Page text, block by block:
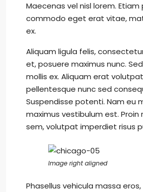
Maecenas vel nisl lorem. Etiam
commodo eget erat vitae,
ex.
Aliquam ligula felis,
et, posuere maximus nunc.
mollis ex. Aliquam erat
pellentesque nunc sed
Suspendisse potenti. Nam eu
maximus vestibulum est. Proin
sem, volutpat imperdiet risus
Image right aligned
Phasellus vehicula massa